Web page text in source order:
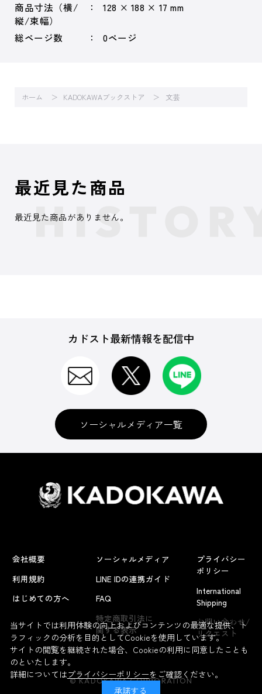
商品寸法（横/
縦/束幅）
128 × 188 × 17 mm
総ページ数 0ページ
ホーム KADOKAWAブックストア 文芸
よくあるお問い合わせ
最近見た商品
最近見た商品がありません。
カドスト最新情報を配信中
ソーシャルメディア一覧
会社概要
利用規約
はじめての方へ
ソーシャルメディア
LINE IDの連携ガイド
FAQ
特定商取引法に
関する表示
プライバシー
ポリシー
International
Shipping
お問い合わせ/
リクエスト
© KADOKAWA CORPORATION
当サイトでは利用体験の向上およびコンテンツの最適な提供、ト
ラフィックの分析を目的としてCookieを使用しています。
サイトの閲覧を継続された場合、Cookieの利用に同意したことも
のといたします。
詳細についてはプライバシーポリシーをご確認ください。
承諾する